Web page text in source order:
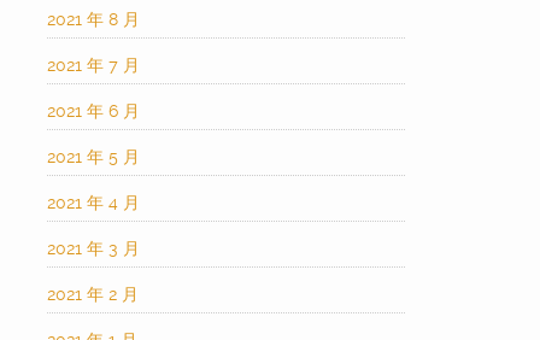
2021 年 8 月
2021 年 7 月
2021 年 6 月
2021 年 5 月
2021 年 4 月
2021 年 3 月
2021 年 2 月